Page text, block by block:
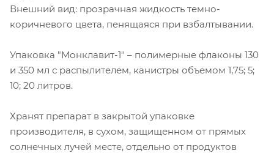
Внешний вид: прозрачная жидкость темно-
коричневого цвета, пенящаяся при взбалтывании.
Упаковка "Монклавит-1" – полимерные флаконы 130
и 350 мл с распылителем, канистры объемом 1,75; 5;
10; 20 литров.
Хранят препарат в закрытой упаковке
производителя, в сухом, защищенном от прямых
солнечных лучей месте, отдельно от продуктов